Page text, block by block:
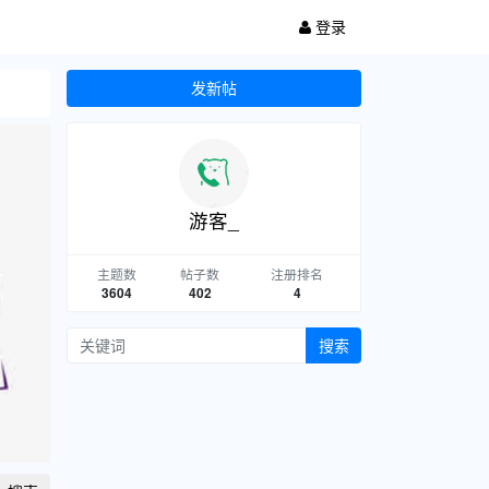
登录
发新帖
游客_
主题数
3604
帖子数
402
注册排名
4
搜索